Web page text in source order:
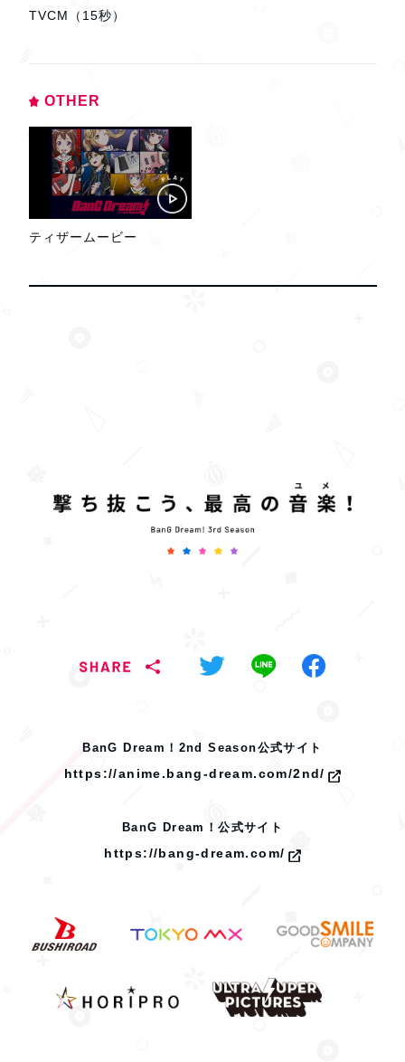
TVCM（15秒）
OTHER
ティザームービー
BanG Dream！2nd Season公式サイト
https://anime.bang-dream.com/2nd/
BanG Dream！公式サイト
https://bang-dream.com/